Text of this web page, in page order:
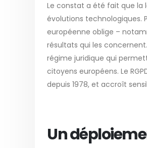
Le constat a été fait que la
évolutions technologiques.
européenne oblige –
résultats qui les concernent.
régime juridique qui
citoyens européens. Le
depuis 1978, et accroît
Un